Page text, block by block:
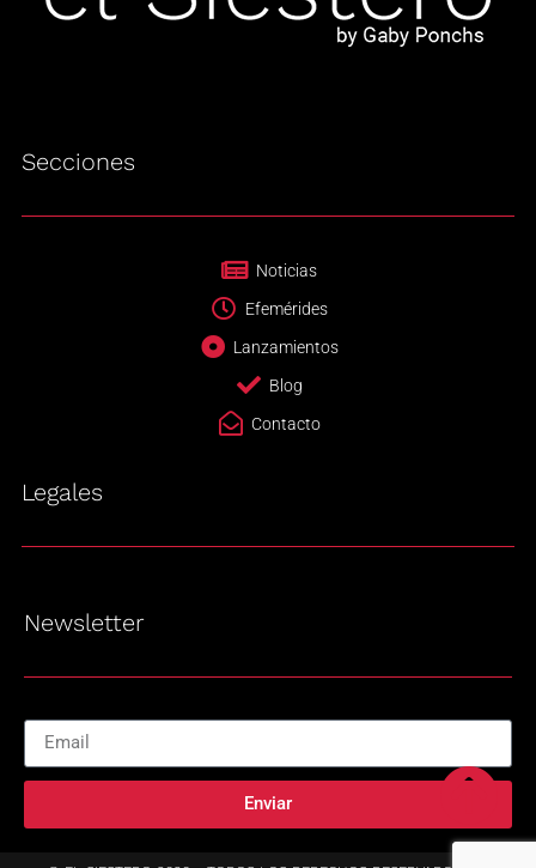
Secciones
Noticias
Efemérides
Lanzamientos
Blog
Contacto
Legales
Newsletter
Enviar